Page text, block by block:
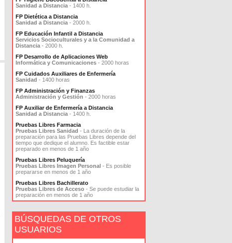
Sanidad a Distancia - 1400 h.
FP Dietética a Distancia
Sanidad a Distancia - 2000 h.
FP Educación Infantil a Distancia
Servicios Socioculturales y a la Comunidad a
Distancia - 2000 h.
FP Desarrollo de Aplicaciones Web
Informática y Comunicaciones - 2000 horas
FP Cuidados Auxiliares de Enfermería
Sanidad - 1400 horas
FP Administración y Finanzas
Administración y Gestión - 2000 horas
FP Auxiliar de Enfermería a Distancia
Sanidad a Distancia - 1400 h.
Pruebas Libres Farmacia
Pruebas Libres Sanidad - La duración de la
preparación para las Pruebas Libres depende del
tiempo que dedique el alumno. Es factible estar
preparado en menos de 1 año
Pruebas Libres Peluquería
Pruebas Libres Imagen Personal - Es posible
prepararse en menos de 1 año
Pruebas Libres Bachillerato
Pruebas Libres de Acceso - Se puede estudiar la
preparación en menos de 1 año
BÚSQUEDAS DE OTROS
USUARIOS